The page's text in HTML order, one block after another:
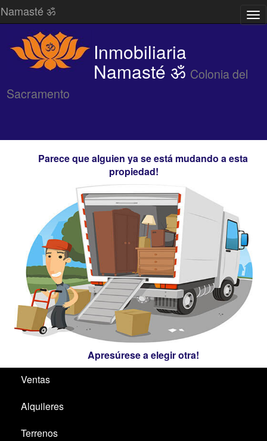
/
Namasté ॐ
Inmobiliaria
Namasté ॐ Colonia del
Sacramento
Parece que alguien ya se está mudando a esta
propiedad!
Apresúrese a elegir otra!
Ventas
Alquileres
Terrenos